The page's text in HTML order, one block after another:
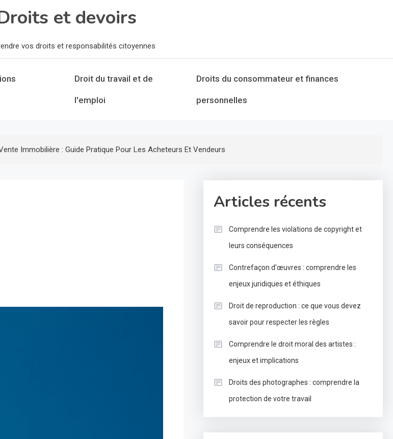
et devoirs
vos droits et responsabilités citoyennes
Droit du travail et de
l'emploi
Droits du consommateur et finances
personnelles
Immobilière : Guide Pratique Pour Les Acheteurs Et Vendeurs
Articles récents
Comprendre les violations de copyright et
leurs conséquences
Contrefaçon d’œuvres : comprendre les
enjeux juridiques et éthiques
Droit de reproduction : ce que vous devez
savoir pour respecter les règles
Comprendre le droit moral des artistes :
enjeux et implications
Droits des photographes : comprendre la
protection de votre travail